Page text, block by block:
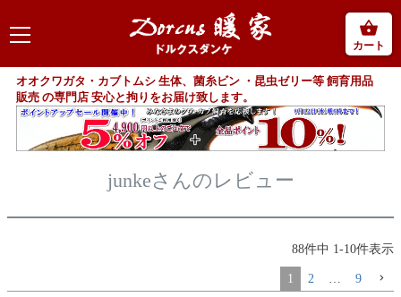
カート
オオクワガタ・カブトムシ 生体、菌糸ビン ・昆虫ゼリー等 飼育用品
販売 の専門店 安心と拘りをお届け致します。
junkeさんのレビュー
88件中 1 -10件表示
1 2 9